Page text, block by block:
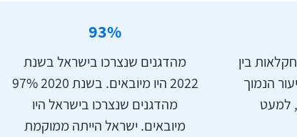
מחייבים היערכות מתאימה של גורמי הממשלה לספק
המלחמה על הציבור.
בין
- 2021, השיעור הנמוך
מבין מדינות ה-OECD, למעט
93%
מהדגנים שנצרכו בישראל בשנת
2022 היו מיובאים. בשנת 2020 97%
מהדגנים שנצרכו בישראל היו
מיובאים. ישראל הייתה ממוקמת